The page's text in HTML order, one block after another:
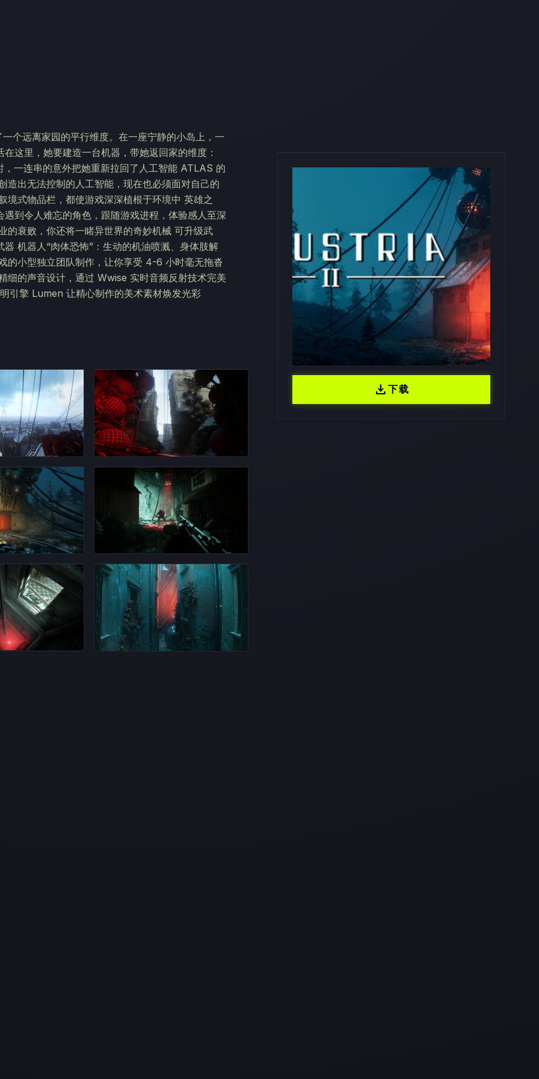
个远离家园的平行维度。在一座宁静的小岛上，一
这里，她要建造一台机器，带她返回家的维度：
一连串的意外把她重新拉回了人工智能 ATLAS 的
造出无法控制的人工智能，现在也必须面对自己的
境式物品栏，都使游戏深深植根于环境中 英雄之
到令人难忘的角色，跟随游戏进程，体验感人至深
的衰败，你还将一睹异世界的奇妙机械 可升级武
机器人“肉体恐怖”：生动的机油喷溅、身体肢解
的小型独立团队制作，让你享受 4-6 小时毫无拖沓
细的声音设计，通过 Wwise 实时音频反射技术完美
引擎 Lumen 让精心制作的美术素材焕发光彩
download下载